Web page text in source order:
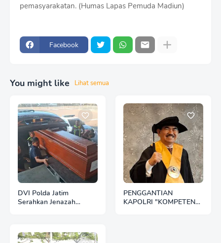
pemasyarakatan. (Humas Lapas Pemuda Madiun)
Facebook
You might like Lihat semua
DVI Polda Jatim
Serahkan Jenazah
PENGGANTIAN
KAPOLRI "KOMPETENSI